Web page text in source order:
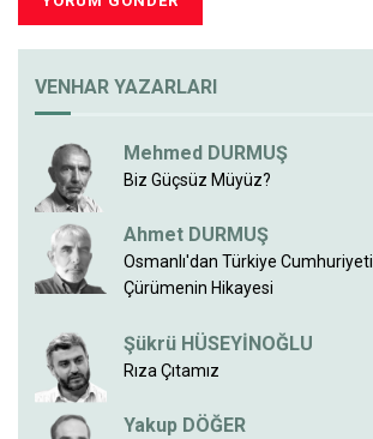
VENHAR YAZARLARI
Mehmed DURMUŞ
Biz Güçsüz Müyüz?
Ahmet DURMUŞ
Osmanlı'dan Türkiye
Çürümenin Hikayesi
Şükrü HÜSEYİNOĞLU
Rıza Çıtamız
Yakup DÖĞER